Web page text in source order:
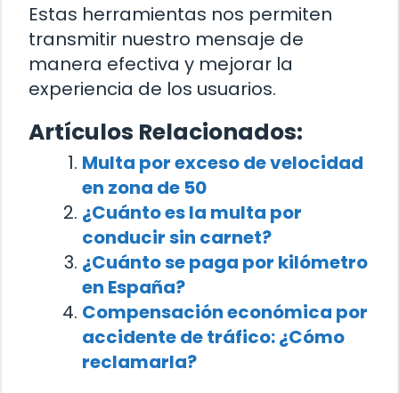
Estas herramientas nos permiten
transmitir nuestro mensaje de
manera efectiva y mejorar la
experiencia de los usuarios.
Artículos Relacionados:
Multa por exceso de velocidad
en zona de 50
¿Cuánto es la multa por
conducir sin carnet?
¿Cuánto se paga por kilómetro
en España?
Compensación económica por
accidente de tráfico: ¿Cómo
reclamarla?